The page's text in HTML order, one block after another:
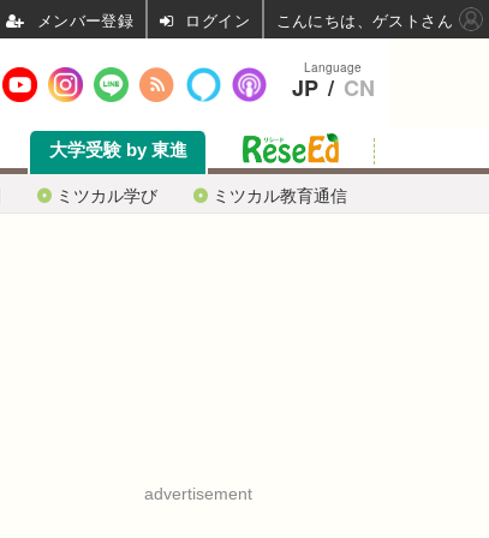
ミツカル学び ミツカル教育通信
大学受験 by 東進
advertisement
Language
JP / CN
ログイン こんにちは、ゲストさん